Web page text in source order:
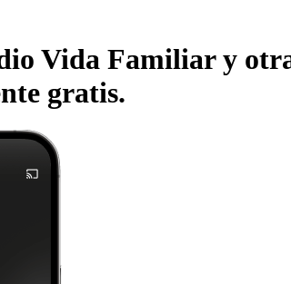
Vida Familiar y
gratis.